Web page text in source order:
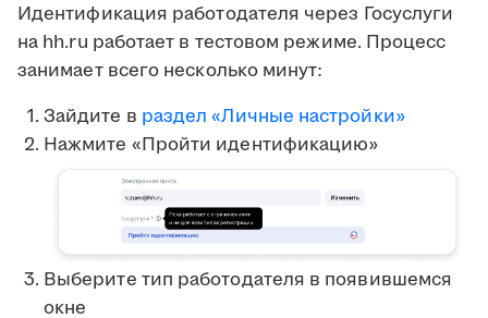
Идентификация работодателя через Госуслуги
на hh.ru работает в тестовом режиме. Процесс
занимает всего несколько минут:
Зайдите в раздел «Личные настройки»
Нажмите «Пройти идентификацию»
Выберите тип работодателя в появившемся
окне